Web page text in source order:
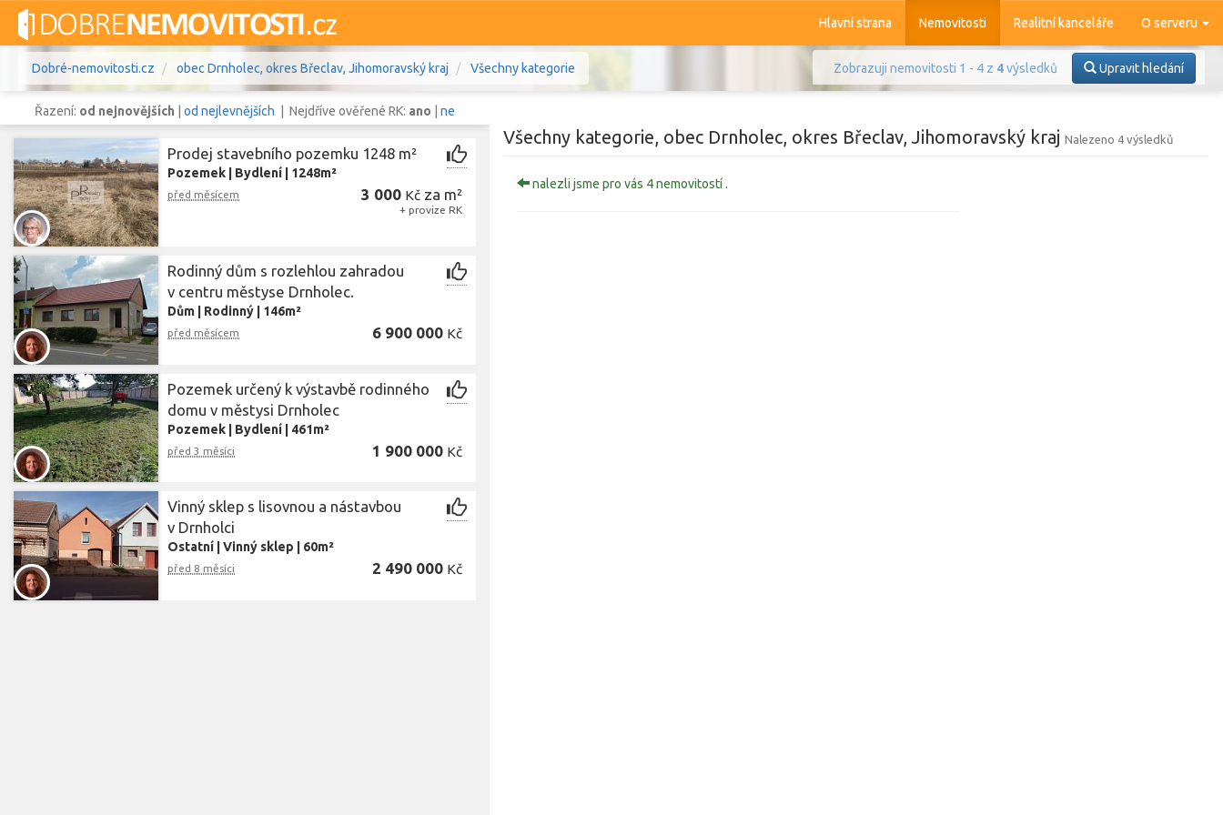
Hlavní strana Nemovitosti Realitní kanceláře O serveru
Zobrazuji nemovitosti 1 - 4 z 4výsledků Upravit hledání
Dobré-nemovitosti.cz obec Drnholec, okres Břeclav, Jihomoravský kraj Všechny kategorie
Vše Byty Pozemky Komerční
Lokalita
Cena
Řazení: od nejnovějších od nejlevnějších | Nejdříve ověřené RK: ano ne
Prodej stavebního pozemku 1248 m²
Pozemek Bydlení 1248m²
před měsícem 3 000 Kč za m²
+ provize RK
Rodinný dům s rozlehlou zahradou
v centru městyse Drnholec.
Dům Rodinný 146m²
před měsícem 6 900 000 Kč
Pozemek určený k výstavbě rodinného
domu v městysi Drnholec
Pozemek Bydlení 461m²
před 3 měsíci 1 900 000 Kč
Vinný sklep s lisovnou a nástavbou
v Drnholci
Ostatní |Vinný sklep 60m²
před 8 měsíci 2 490 000 Kč
Všechny kategorie, obec Drnholec, okres Břeclav, Jihomoravský kraj Nalezeno 4 výsledků
nalezli jsme pro vás 4 nemovitostí .